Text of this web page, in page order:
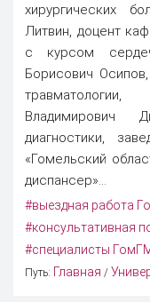
хирургических
Литвин, доцент
с курсом
Борисович
Владимирович
диагностики,
«Гомельский
диспансер»...
#выездная работа
#консультативная
#специалисты
Путь: Главная /